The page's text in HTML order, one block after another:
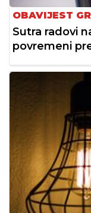
OBAVIJEST
Sutra radovi
povremeni